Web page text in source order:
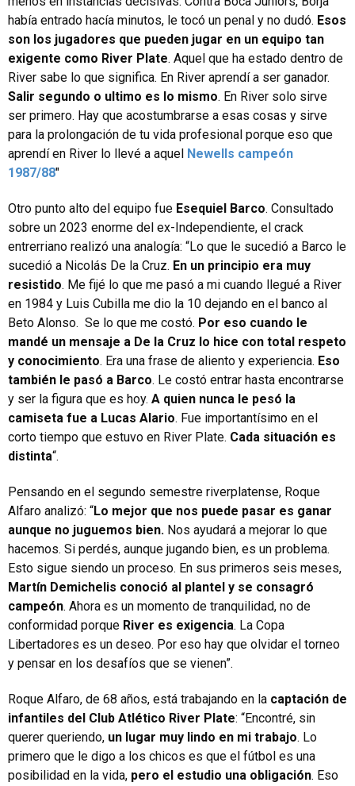
había entrado hacía minutos, le tocó un penal y no dudó. Esos
son los jugadores que pueden jugar en un equipo tan
exigente como River Plate. Aquel que ha estado dentro de
River sabe lo que significa. En River aprendí a ser ganador.
Salir segundo o ultimo es lo mismo. En River solo sirve
ser primero. Hay que acostumbrarse a esas cosas y sirve
para la prolongación de tu vida profesional porque eso que
aprendí en River lo llevé a aquel Newells campeón
1987/88″
Otro punto alto del equipo fue Esequiel Barco. Consultado
sobre un 2023 enorme del ex-Independiente, el crack
entrerriano realizó una analogía: “Lo que le sucedió a Barco le
sucedió a Nicolás De la Cruz. En un principio era muy
resistido. Me fijé lo que me pasó a mi cuando llegué a River
en 1984 y Luis Cubilla me dio la 10 dejando en el banco al
Beto Alonso. Se lo que me costó. Por eso cuando le
mandé un mensaje a De la Cruz lo hice con total respeto
y conocimiento. Era una frase de aliento y experiencia. Eso
también le pasó a Barco. Le costó entrar hasta encontrarse
y ser la figura que es hoy. A quien nunca le pesó la
camiseta fue a Lucas Alario. Fue importantísimo en el
corto tiempo que estuvo en River Plate. Cada situación es
distinta“.
Pensando en el segundo semestre riverplatense, Roque
Alfaro analizó: “Lo mejor que nos puede pasar es ganar
aunque no juguemos bien. Nos ayudará a mejorar lo que
hacemos. Si perdés, aunque jugando bien, es un problema.
Esto sigue siendo un proceso. En sus primeros seis meses,
Martín Demichelis conoció al plantel y se consagró
campeón. Ahora es un momento de tranquilidad, no de
conformidad porque River es exigencia. La Copa
Libertadores es un deseo. Por eso hay que olvidar el torneo
y pensar en los desafíos que se vienen”.
Roque Alfaro, de 68 años, está trabajando en la captación de
infantiles del Club Atlético River Plate: “Encontré, sin
querer queriendo, un lugar muy lindo en mi trabajo. Lo
primero que le digo a los chicos es que el fútbol es una
posibilidad en la vida, pero el estudio una obligación. Eso